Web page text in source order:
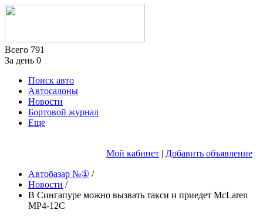
Всего 791
За день 0
Поиск авто
Автосалоны
Новости
Бортовой журнал
Еще
Мой кабинет | Добавить объявление
Автобазар №① /
Новости /
В Сингапуре можно вызвать такси и приедет McLaren
MP4-12C